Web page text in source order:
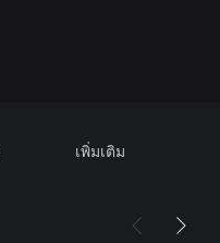
เพิ่มเติม